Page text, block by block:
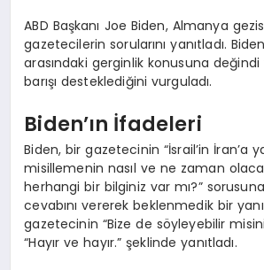
ABD Başkanı Joe Biden, Almanya
gazetecilerin sorularını yanıtladı.
arasındaki gerginlik konusuna
barışı desteklediğini vurguladı.
Biden’ın İfadeleri
Biden, bir gazetecinin “İsrail’in İran’a
misillemenin nasıl ve ne zaman
herhangi bir bilginiz var mı?”
cevabını vererek beklenmedik bir
gazetecinin “Bize de söyleyebilir
“Hayır ve hayır.” şeklinde yanıtladı.